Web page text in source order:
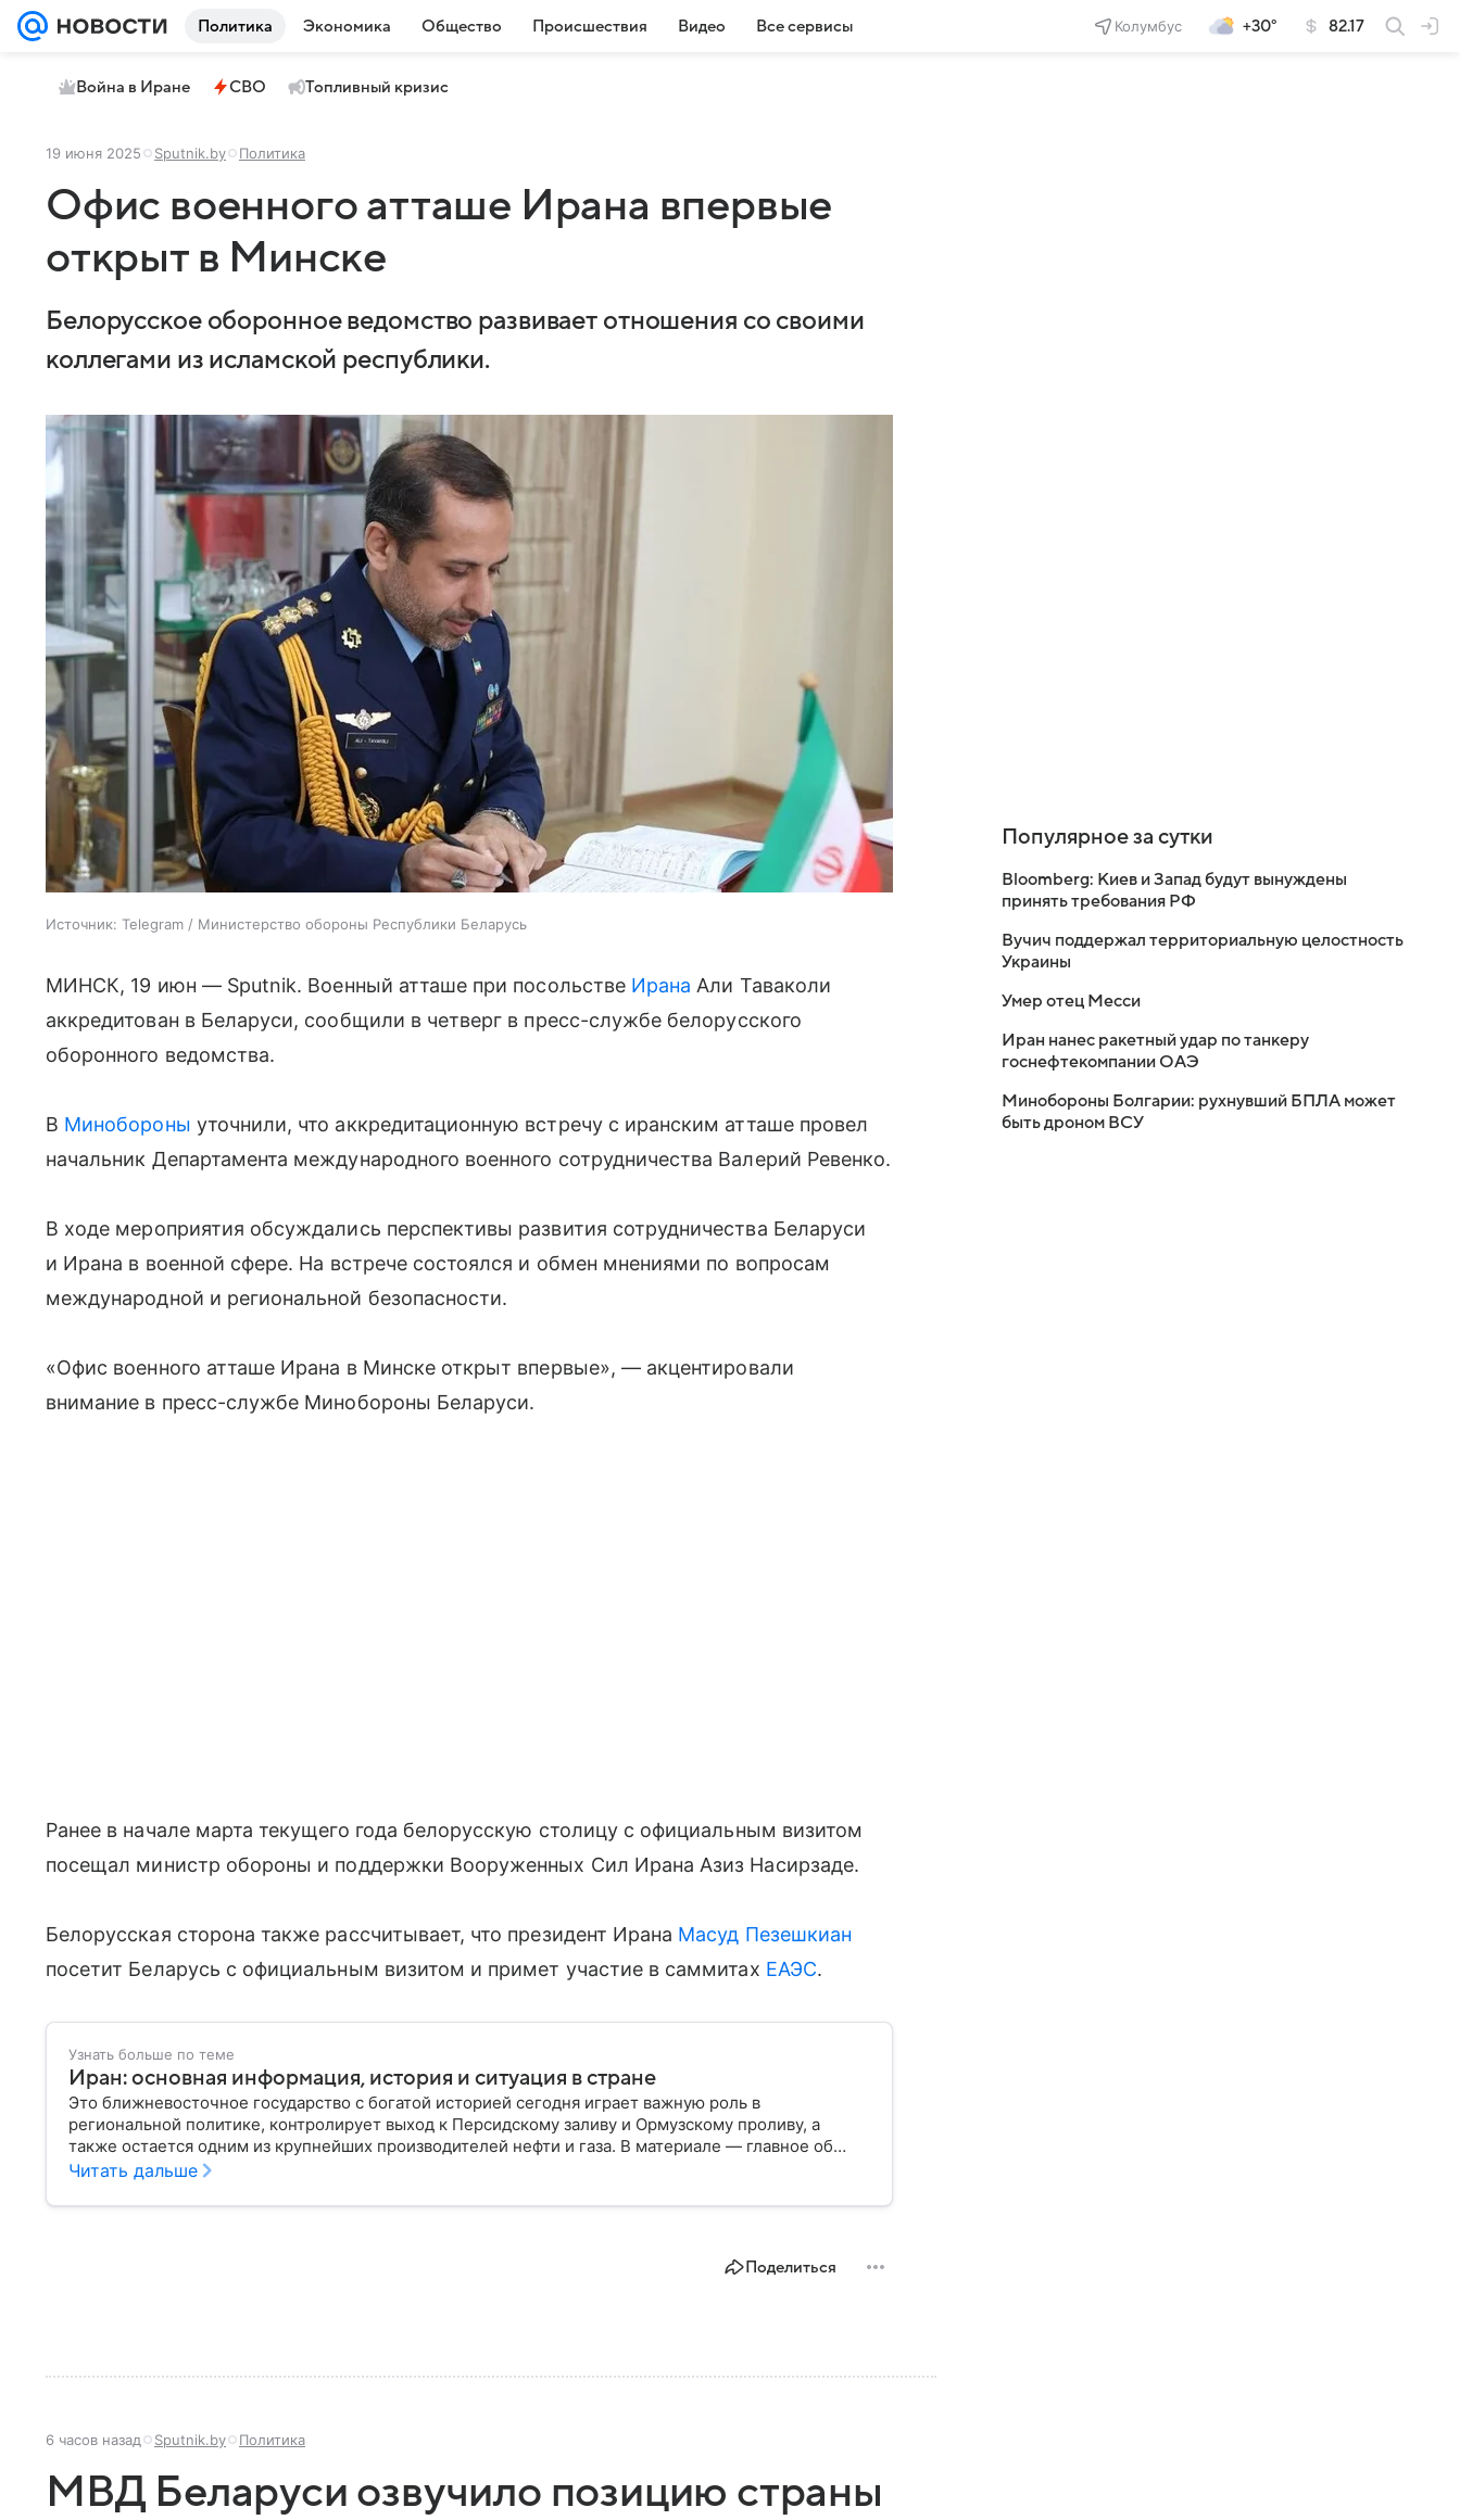
Политика Экономика Общество Происшествия Видео Все сервисы Колумбус +30° 82.17
Война в Иране СВО Топливный кризис
19 июня 2025 Sputnik.by Политика
Офис военного атташе Ирана впервые
открыт в Минске
Белорусское оборонное ведомство развивает отношения со своими
коллегами из исламской республики.
Источник: Telegram / Министерство обороны Республики Беларусь
МИНСК, 19 июн — Sputnik. Военный атташе при посольстве Ирана Али Таваколи
аккредитован в Беларуси, сообщили в четверг в пресс-службе белорусского
оборонного ведомства.
В Минобороны уточнили, что аккредитационную встречу с иранским атташе провел
начальник Департамента международного военного сотрудничества Валерий Ревенко.
В ходе мероприятия обсуждались перспективы развития сотрудничества Беларуси
и Ирана в военной сфере. На встрече состоялся и обмен мнениями по вопросам
международной и региональной безопасности.
«Офис военного атташе Ирана в Минске открыт впервые», — акцентировали
внимание в пресс-службе Минобороны Беларуси.
Ранее в начале марта текущего года белорусскую столицу с официальным визитом
посещал министр обороны и поддержки Вооруженных Сил Ирана Азиз Насирзаде.
Белорусская сторона также рассчитывает, что президент Ирана Масуд Пезешкиан
посетит Беларусь с официальным визитом и примет участие в саммитах ЕАЭС.
Узнать больше по теме
Иран: основная информация, история и ситуация в стране
Это ближневосточное государство с богатой историей сегодня играет важную роль в
региональной политике, контролирует выход к Персидскому заливу и Ормузскому проливу, а
также остается одним из крупнейших производителей нефти и газа. В материале — главное об
Иране.
Читать дальше
Поделиться
6 часов назад Sputnik.by Политика
МВД Беларуси озвучило позицию страны
Популярное за сутки
Bloomberg: Киев и Запад будут вынуждены
принять требования РФ
Вучич поддержал территориальную целостность
Украины
Умер отец Месси
Иран нанес ракетный удар по танкеру
госнефтекомпании ОАЭ
Минобороны Болгарии: рухнувший БПЛА может
быть дроном ВСУ